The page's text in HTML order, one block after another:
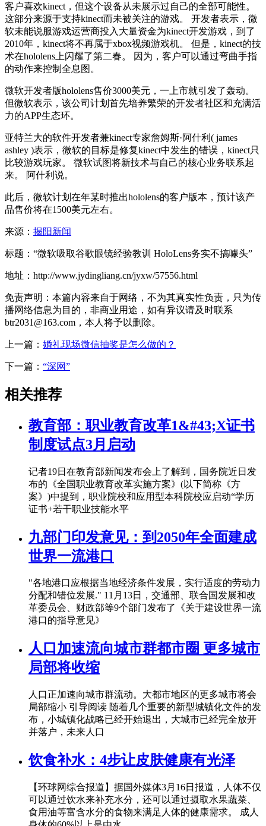
客户喜欢kinect，但这个设备从未展示过自己的全部可能性。
这部分来源于支持kinect而未被关注的游戏。 开发者表示，微
软未能说服游戏运营商投入大量资金为kinect开发游戏，到了
2010年，kinect将不再属于xbox视频游戏机。 但是，kinect的技
术在hololens上闪耀了第二春。 因为，客户可以通过弯曲手指
的动作来控制全息图。
微软开发者版hololens售价3000美元，一上市就引发了轰动。
但微软表示，该公司计划首先培养繁荣的开发者社区和充满活
力的APP生态环。
亚特兰大的软件开发者兼kinect专家詹姆斯·阿什利( james
ashley )表示，微软的目标是修复kinect中发生的错误，kinect只
比较游戏玩家。 微软试图将新技术与自己的核心业务联系起
来。 阿什利说。
此后，微软计划在年某时推出hololens的客户版本，预计该产
品售价将在1500美元左右。
来源： 揭阳新闻
标题：“微软吸取谷歌眼镜经验教训 HoloLens务实不搞噱头”
地址：http://www.jydingliang.cn/jyxw/57556.html
免责声明：本篇内容来自于网络，不为其真实性负责，只为传
播网络信息为目的，非商业用途，如有异议请及时联系
btr2031@163.com，本人将予以删除。
上一篇： 婚礼现场微信抽奖是怎么做的？
下一篇： “深网”
相关推荐
教育部：职业教育改革1&#43;X证书
制度试点3月启动
记者19日在教育部新闻发布会上了解到，国务院近日发
布的《全国职业教育改革实施方案》(以下简称《方
案》)中提到，职业院校和应用型本科院校应启动“学历
证书+若干职业技能水平
九部门印发意见：到2050年全面建成
世界一流港口
"各地港口应根据当地经济条件发展，实行适度的劳动力
分配和错位发展." 11月13日，交通部、联合国发展和改
革委员会、财政部等9个部门发布了《关于建设世界一流
港口的指导意见》
人口加速流向城市群都市圈 更多城市
局部将收缩
人口正加速向城市群流动。大都市地区的更多城市将会
局部缩小 引导阅读 随着几个重要的新型城镇化文件的发
布，小城镇化战略已经开始退出，大城市已经完全放开
并落户，未来人口
饮食补水：4步让皮肤健康有光泽
【环球网综合报道】据国外媒体3月16日报道，人体不仅
可以通过饮水来补充水分，还可以通过摄取水果蔬菜、
食用油等富含水分的食物来满足人体的健康需求。 成人